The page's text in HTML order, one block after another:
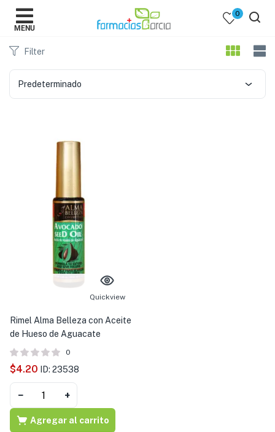
MENU
0
Filter
Predeterminado
Quickview
Rimel Alma Belleza con Aceite
de Hueso de Aguacate
0
$4.20 ID: 23538
− +
Agregar al carrito